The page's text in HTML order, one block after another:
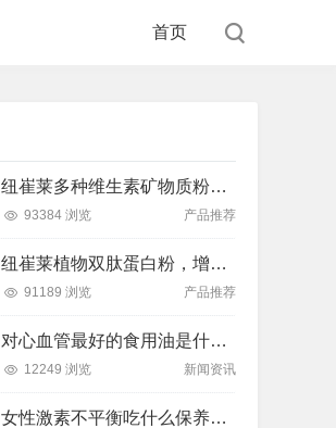
首页
纽崔莱多种维生素矿物质粉，小金粉守护全天健康活力
93384 浏览 产品推荐
纽崔莱植物双肽蛋白粉，增肌补充蛋白质好帮手
91189 浏览 产品推荐
对心血管最好的食用油是什么油？推荐吃这款安利油品
12249 浏览 新闻资讯
女性激素不平衡吃什么保养片可以调节？推荐吃这款纽崔莱保养片